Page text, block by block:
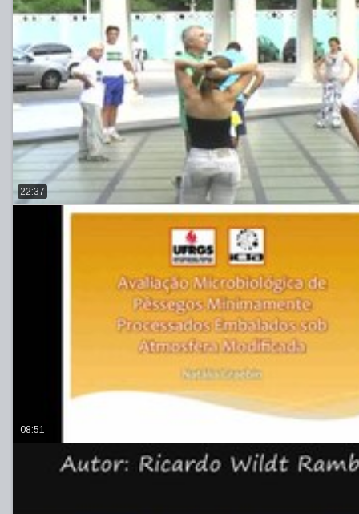
22:37
08:51